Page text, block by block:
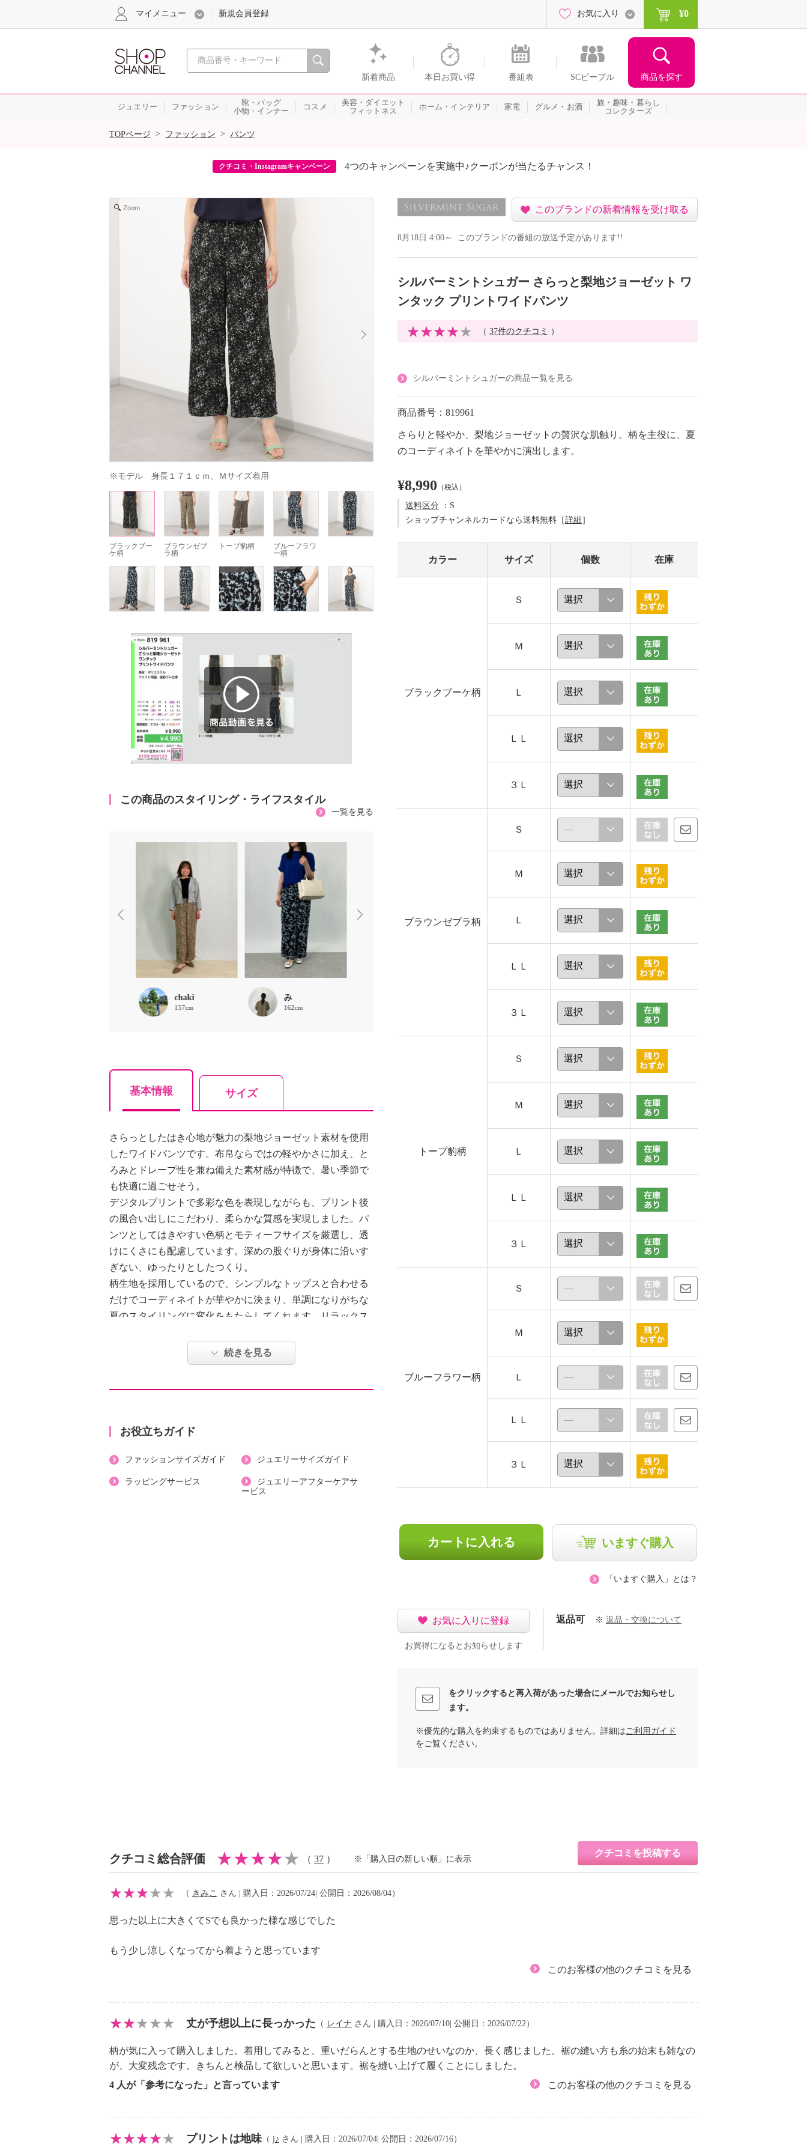
心おどる、瞬間を。通販・テレビショッピングのショップチャンネル
新着商品 本日お買い得 番組表 SCピープル 商品を探す
マイメニュー 新規会員登録 お気に入り ¥0
ジュエリー ファッション
靴・バッグ
小物・インナー
コスメ
美容・ダイエット
フィットネス
ホーム・インテリア 家電 グルメ・お酒
旅・趣味・暮らし
コレクターズ
SALE
TOPページ > ファッション > パンツ
クチコミ・Instagramキャンペーン 4つのキャンペーンを実施中♪クーポンが当たるチャンス！
Zoom
※モデル　身長１７１ｃｍ、Ｍサイズ着用
ブラックブー
ケ柄
ブラウンゼブ
ラ柄
トープ豹柄
ブルーフラワ
ー柄
商品動画を見る
この商品のスタイリング・ライフスタイル
一覧を見る
chaki
157cm
み
162cm
基本情報 サイズ
さらっとしたはき心地が魅力の梨地ジョーゼット素材を使用
したワイドパンツです。布帛ならではの軽やかさに加え、と
ろみとドレープ性を兼ね備えた素材感が特徴で、暑い季節で
も快適に過ごせそう。
デジタルプリントで多彩な色を表現しながらも、プリント後
の風合い出しにこだわり、柔らかな質感を実現しました。パ
ンツとしてはきやすい色柄とモティーフサイズを厳選し、透
けにくさにも配慮しています。深めの股ぐりが身体に沿いす
ぎない、ゆったりとしたつくり。
柄生地を採用しているので、シンプルなトップスと合わせる
だけでコーディネイトが華やかに決まり、単調になりがちな
夏のスタイリングに変化をもたらしてくれます。リラックス
・裏地：なし
・ポケット：外側（前）２個
・ボトムウエスト：脇から後ろにかけてゴム
続きを見る
お役立ちガイド
ファッションサイズガイド ジュエリーサイズガイド
ラッピングサービス
ジュエリーアフターケアサ
ービス
このブランドの新着情報を受け取る
8月18日 4:00～ このブランドの番組の放送予定があります!!
シルバーミントシュガー さらっと梨地ジョーゼット ワ
ンタック プリントワイドパンツ
（ 37件のクチコミ ）
シルバーミントシュガーの商品一覧を見る
商品番号：819961
さらりと軽やか、梨地ジョーゼットの贅沢な肌触り。柄を主役に、夏
のコーディネイトを華やかに演出します。
¥8,990 （税込）
送料区分 ：S
ショップチャンネルカードなら送料無料［詳細 ］
カラー サイズ 個数 在庫
ブラックブーケ柄
Ｓ
Ｍ
Ｌ
ＬＬ
３Ｌ
ブラウンゼブラ柄
Ｓ
Ｍ
Ｌ
ＬＬ
３Ｌ
トープ豹柄
Ｓ
Ｍ
Ｌ
ＬＬ
３Ｌ
ブルーフラワー柄
Ｓ
Ｍ
Ｌ
ＬＬ
３Ｌ
カートに入れる いますぐ購入
「いますぐ購入」とは？
お気に入りに登録
お買得になるとお知らせします
返品可 ※ 返品・交換について
をクリックすると再入荷があった場合にメールでお知らせし
ます。
※優先的な購入を約束するものではありません。詳細は ご利用ガイド
をご覧ください。
クチコミ総合評価 （ 37 ）
クチコミを投稿する
※「購入日の新しい順」に表示
（ きみこ さん | 購入日：2026/07/24| 公開日：2026/08/04）
思った以上に大きくてSでも良かった様な感じでした
もう少し涼しくなってから着ようと思っています
このお客様の他のクチコミを見る
丈が予想以上に長っかった （ レイナ さん | 購入日：2026/07/10| 公開日：2026/07/22）
柄が気に入って購入しました。着用してみると、重いだらんとする生地のせいなのか、長く感じました。裾の縫い方も糸の始末も雑なの
が、大変残念です。きちんと検品して欲しいと思います。裾を縫い上げて履くことにしました。
4 人が「参考になった」と言っています
このお客様の他のクチコミを見る
プリントは地味 （ j♪ さん | 購入日：2026/07/04| 公開日：2026/07/16）